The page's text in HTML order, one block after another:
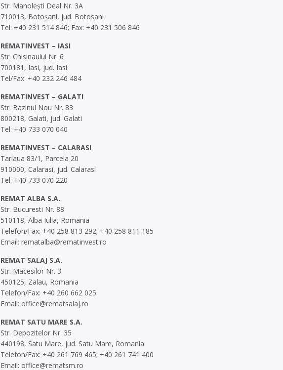
Str. Manolești Deal Nr. 3A
710013, Botoșani, jud. Botosani
Tel: +40 231 514 846; Fax: +40 231 506 846
REMATINVEST – IASI
Str. Chisinaului Nr. 6
700181, Iasi, jud. Iasi
Tel/Fax: +40 232 246 484
REMATINVEST – GALATI
Str. Bazinul Nou Nr. 83
800218, Galati, jud. Galati
Tel: +40 733 070 040
REMATINVEST – CALARASI
Tarlaua 83/1, Parcela 20
910000, Calarasi, jud. Calarasi
Tel: +40 733 070 220
REMAT ALBA S.A.
Str. Bucuresti Nr. 88
510118, Alba Iulia, Romania
Telefon/Fax: +40 258 813 292; +40 258 811 185
Email: rematalba@rematinvest.ro
REMAT SALAJ S.A.
Str. Macesilor Nr. 3
450125, Zalau, Romania
Telefon/Fax: +40 260 662 025
Email: office@rematsalaj.ro
REMAT SATU MARE S.A.
Str. Depozitelor Nr. 35
440198, Satu Mare, jud. Satu Mare, Romania
Telefon/Fax: +40 261 769 465; +40 261 741 400
Email: office@rematsm.ro